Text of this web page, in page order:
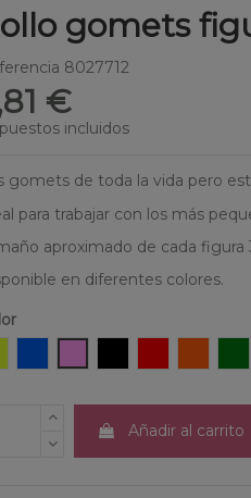
gomets
8027712
€
incluidos
gomets de toda la vida pero
para trabajar con los más
aproximado de cada figura
en diferentes colores.
Añadir al carrito